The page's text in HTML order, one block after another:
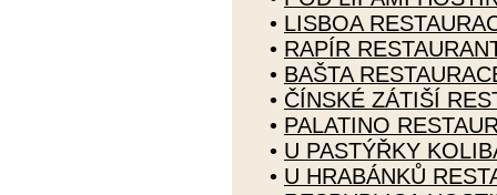
• LISBOA
• RAPÍR
• BAŠTA
• ČÍNSKÉ ZÁTIŠÍ
• PALATINO
• U PASTÝŘKY
• U HRABÁNKŮ